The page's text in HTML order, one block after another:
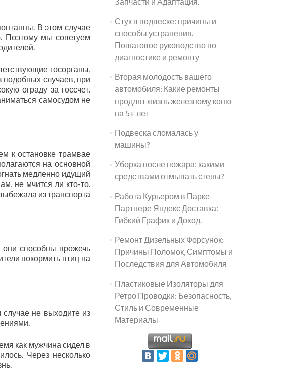
В этом случае
Поэтому мы советуем
госорганы,
случаев, при
ограду за госсчет.
самосудом не
к остановке трамвае
на основной
медленно идущий
не мчится ли кто-то.
из транспорта
способны прожечь
покормить птиц на
не выходите из
как мужчина сидел в
Через несколько
Стук в подвеске: причины и
способы устранения.
Пошаговое руководство по
диагностике и ремонту
Вторая молодость вашего
автомобиля: Какие ремонты
продлят жизнь железному коню
на 5+ лет
Подвеска сломалась у
машины?
Уборка после пожара: какими
средствами отмывать стены?
Работа Курьером в Парке-
Партнере Яндекс Доставка:
Гибкий График и Доход.
Ремонт Дизельных Форсунок:
Причины Поломок, Симптомы и
Последствия для Автомобиля
Пластиковые Изоляторы для
Ретро Проводки: Безопасность,
Стиль и Современные
Материалы